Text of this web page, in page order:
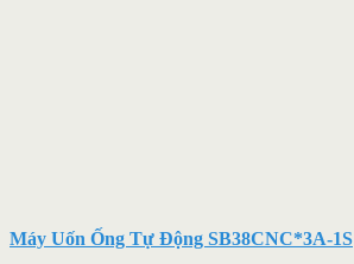
Máy Uốn Ống Tự Động SB38CNC*3A-1S